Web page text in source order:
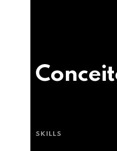
SKILLS